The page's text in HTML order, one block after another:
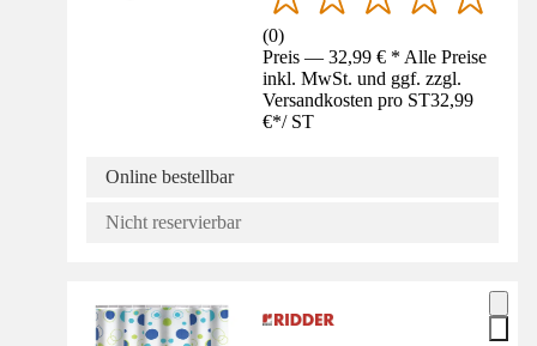
(0)
Preis — 32,99 € * Alle Preise
inkl. MwSt. und ggf. zzgl.
Versandkosten pro ST32,99
€*/ ST
Online bestellbar
Nicht reservierbar